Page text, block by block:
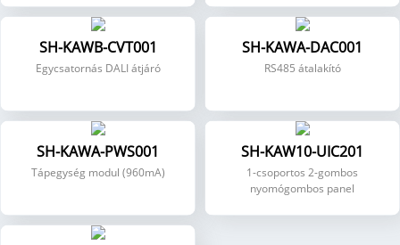
SH-KAWB-CVT001
Egycsatornás DALI átjáró
SH-KAWA-DAC001
RS485 átalakító
SH-KAWA-PWS001
Tápegység modul (960mA)
SH-KAW10-UIC201
1-csoportos 2-gombos
nyomógombos panel